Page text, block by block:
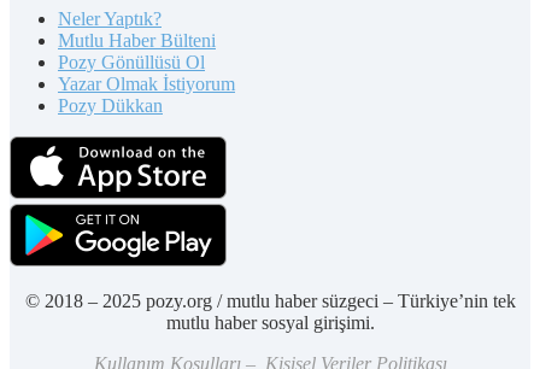
Neler Yaptık?
Mutlu Haber Bülteni
Pozy Gönüllüsü Ol
Yazar Olmak İstiyorum
Pozy Dükkan
© 2018 – 2025 pozy.org / mutlu haber süzgeci – Türkiye’nin tek
mutlu haber sosyal girişimi.
Kullanım Koşulları – Kişisel Veriler Politikası